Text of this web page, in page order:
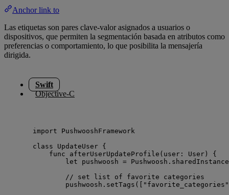
Anchor link to
Las etiquetas son pares clave-valor asignados a usuarios o
dispositivos, que permiten la segmentación basada en atributos como
preferencias o comportamiento, lo que posibilita la mensajería
dirigida.
Swift
Objective-C
import PushwooshFramework
class UpdateUser {
func
afterUserUpdateProfile ( user : User )
{
let pushwoosh = Pushwoosh. sharedInstance
// set list of favorite categories
pushwoosh. setTags ( " favorite_categories "